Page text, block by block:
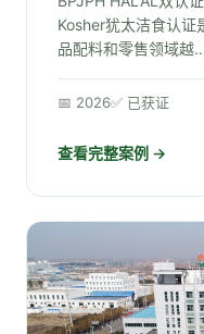
Kosher犹太洁食认证
品配料和零售领域越…
📅 2026✅ 已获证
查看完整案例 →